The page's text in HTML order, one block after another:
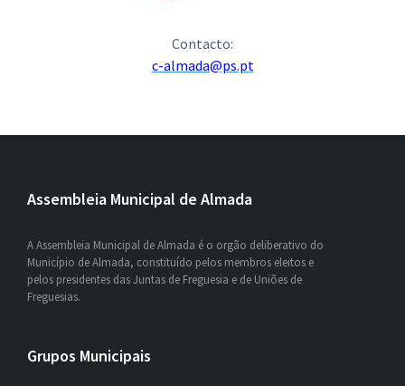
Contacto:
c-almada@ps.pt
Assembleia Municipal de Almada
A Assembleia Municipal de Almada é o orgão deliberativo do
Município de Almada, constituído pelos membros eleitos e
pelos presidentes das Juntas de Freguesia e de Uniões de
Freguesias.
Grupos Municipais